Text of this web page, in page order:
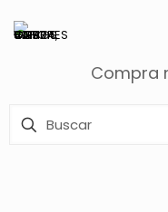
Compra